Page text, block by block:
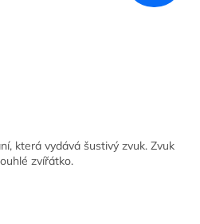
která vydává šustivý zvuk. Zvuk
zvířátko.